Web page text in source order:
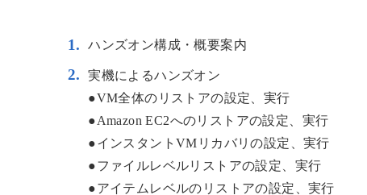
ハンズオン構成・概要案内
実機によるハンズオン
●VM全体のリストアの設定、実行
●Amazon EC2へのリストアの設定、実行
●インスタントVMリカバリの設定、実行
●ファイルレベルリストアの設定、実行
●アイテムレベルのリストアの設定、実行